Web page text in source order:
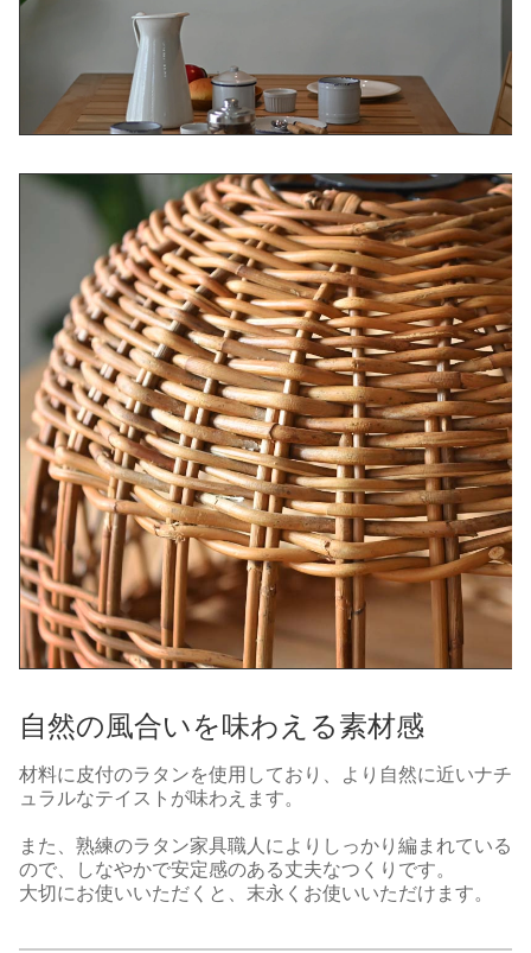
自然の風合いを味わえる素材感
材料に皮付のラタンを使用しており、より自然に近いナチ
ュラルなテイストが味わえます。
また、熟練のラタン家具職人によりしっかり編まれている
ので、しなやかで安定感のある丈夫なつくりです。
大切にお使いいただくと、末永くお使いいただけます。